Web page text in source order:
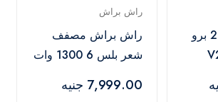
راش براش في 2 برو
راش براش
راش براش مصفف
شعر بلس 6 1300 وات
7,999.00 جنيه